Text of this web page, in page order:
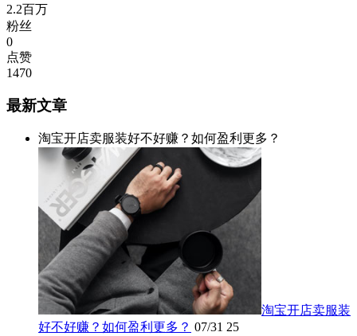
2.2百万
粉丝
0
点赞
1470
最新文章
淘宝开店卖服装好不好赚？如何盈利更多？
淘宝开店卖服装
好不好赚？如何盈利更多？ 07/31 25